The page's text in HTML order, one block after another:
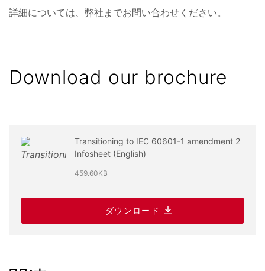
詳細については、弊社までお問い合わせください。
Download our brochure
Transitioning to IEC 60601-1 amendment 2
Infosheet (English)
459.60KB
ダウンロード